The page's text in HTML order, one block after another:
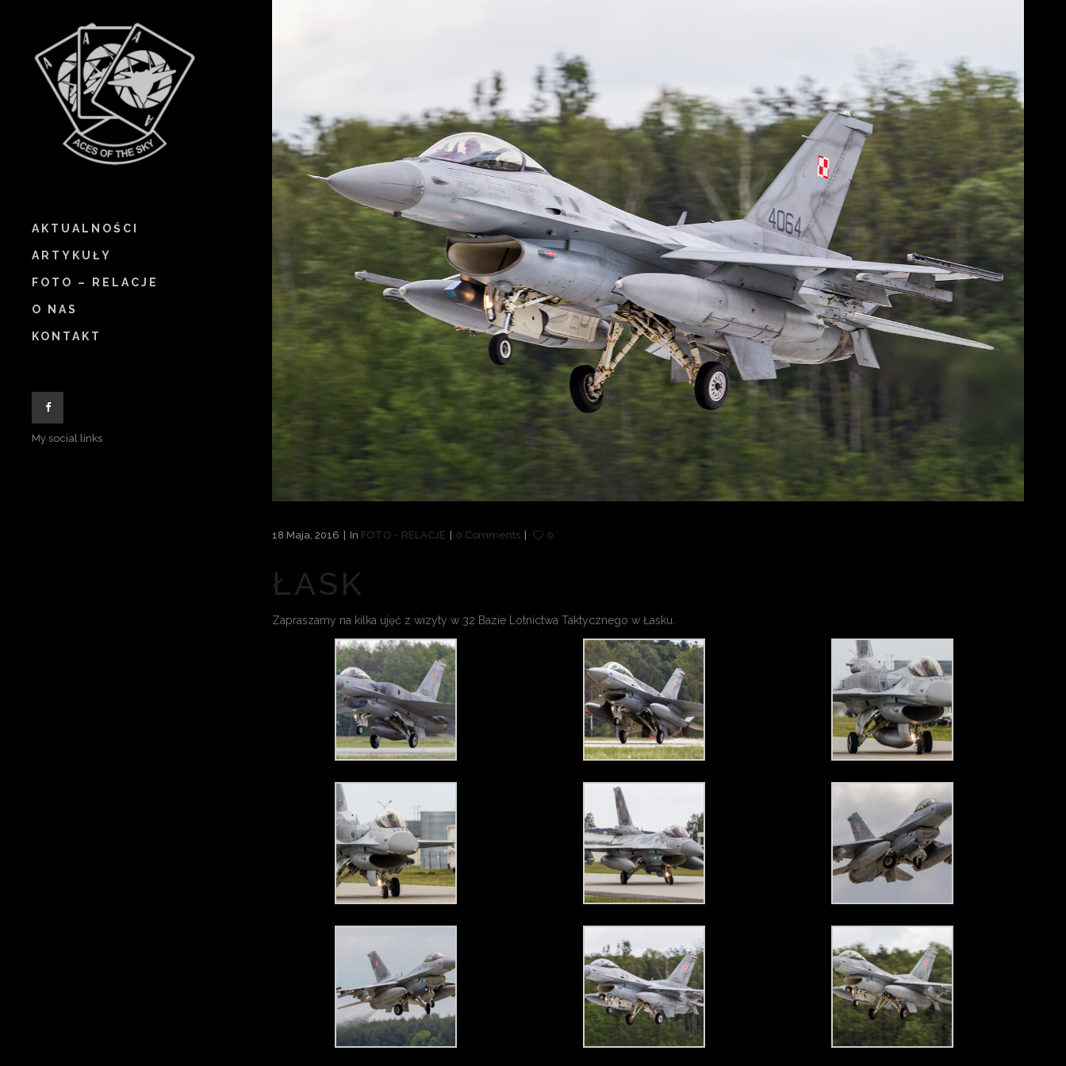
AKTUALNOŚCI
ARTYKUŁY
FOTO – RELACJE
O NAS
KONTAKT
My social links
18 Maja, 2016 In FOTO - RELACJE 0 Comments 0
ŁASK
Zapraszamy na kilka ujęć z wizyty w 32 Bazie Lotnictwa Taktycznego w Łasku.